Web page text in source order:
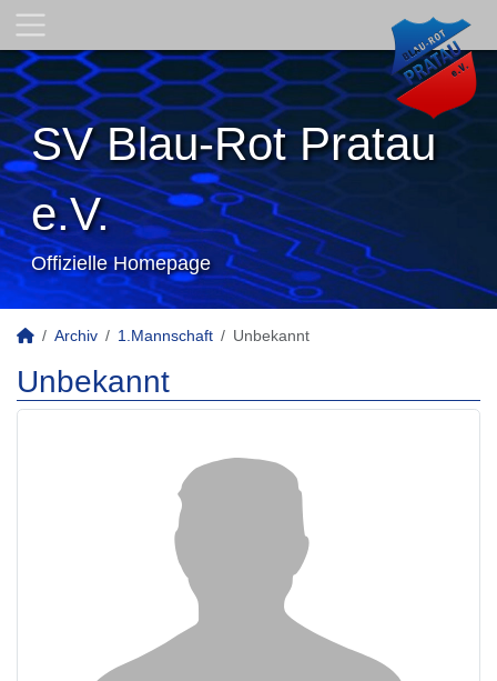
SV Blau-Rot Pratau
e.V.
Offizielle Homepage
Archiv 1.Mannschaft Unbekannt
Unbekannt